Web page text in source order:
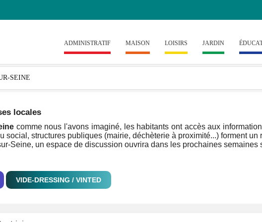
ADMINISTRATIF MAISON LOISIRS JARDIN
locales
comme nous l'avons imaginé, les habitants ont accès aux
social, structures publiques (mairie, déchèterie à proximité...) forment
Seine, un espace de discussion ouvrira dans les prochaines semaines
VIDE-DRESSING / VINTED